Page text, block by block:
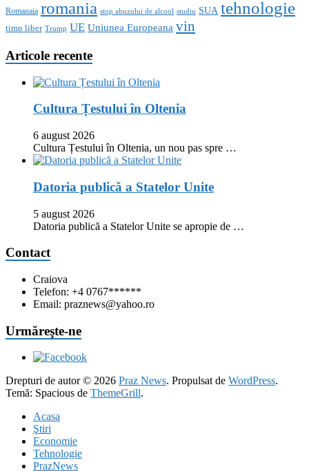
Romanaia romania stop abuzului de alcool studiu SUA tehnologie
timp liber Trump UE Uniunea Europeana vin
Articole recente
Cultura Țestului în Oltenia
6 august 2026
Cultura Țestului în Oltenia, un nou pas spre …
Datoria publică a Statelor Unite
5 august 2026
Datoria publică a Statelor Unite se apropie de …
Contact
Craiova
Telefon: +4 0767******
Email: praznews@yahoo.ro
Urmăreşte-ne
Drepturi de autor © 2026 Praz News. Propulsat de WordPress.
Temă: Spacious de ThemeGrill.
Acasa
Ştiri
Economie
Tehnologie
PrazNews